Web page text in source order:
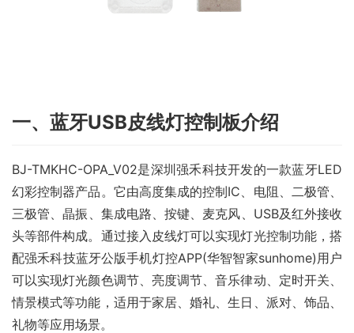
一、蓝牙USB皮线灯控制板介绍
BJ-TMKHC-OPA_V02是深圳强禾科技开发的一款蓝牙LED
幻彩控制器产品。它由高度集成的控制IC、电阻、二极管、
三极管、晶振、集成电路、按键、麦克风、USB及红外接收
头等部件构成。通过接入皮线灯可以实现灯光控制功能，搭
配强禾科技蓝牙公版手机灯控APP(华智智家sunhome)用户
可以实现灯光颜色调节、亮度调节、音乐律动、定时开关、
情景模式等功能，适用于家居、婚礼、生日、派对、饰品、
礼物等应用场景。